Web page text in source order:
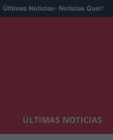
Últimas Noticias- Noticias Que!:
ÚLTIMAS NOTICIAS